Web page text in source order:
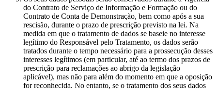
do Contrato de Serviço de Informação e Formação ou do
Contrato de Conta de Demonstração, bem como após a sua
rescisão, durante o prazo de prescrição previsto na lei. Na
medida em que o tratamento de dados se baseie no interesse
legítimo do Responsável pelo Tratamento, os dados serão
tratados durante o tempo necessário para a prossecução desses
interesses legítimos (em particular, até ao termo dos prazos de
prescrição para reclamações ao abrigo da legislação
aplicável), mas não para além do momento em que a oposição
for reconhecida. No entanto, se o tratamento dos seus dados